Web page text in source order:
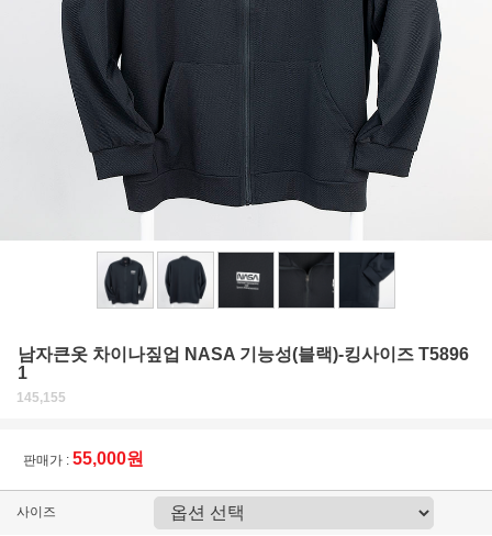
남자큰옷 차이나짚업 NASA 기능성(블랙)-킹사이즈 T5896
1
145,155
판매가 : 55,000원
사이즈